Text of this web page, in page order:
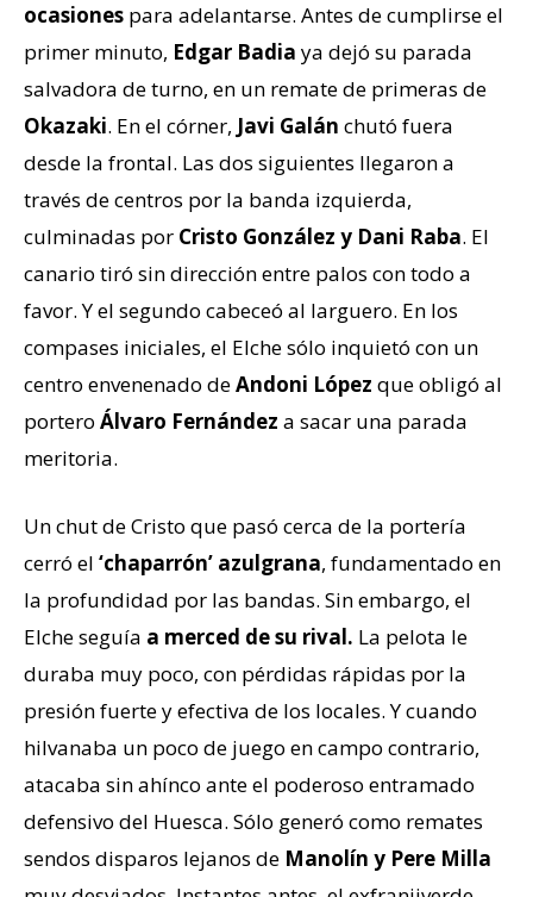
ocasiones para adelantarse. Antes de cumplirse el
primer minuto, Edgar Badia ya dejó su parada
salvadora de turno, en un remate de primeras de
Okazaki. En el córner, Javi Galán chutó fuera
desde la frontal. Las dos siguientes llegaron a
través de centros por la banda izquierda,
culminadas por Cristo González y Dani Raba. El
canario tiró sin dirección entre palos con todo a
favor. Y el segundo cabeceó al larguero. En los
compases iniciales, el Elche sólo inquietó con un
centro envenenado deAndoni López que obligó al
portero Álvaro Fernández a sacar una parada
meritoria.
Un chut de Cristo que pasó cerca de la portería
cerró el ‘chaparrón’ azulgrana, fundamentado en
la profundidad por las bandas. Sin embargo, el
Elche seguía a merced de su rival. La pelota le
duraba muy poco, con pérdidas rápidas por la
presión fuerte y efectiva de los locales. Y cuando
hilvanaba un poco de juego en campo contrario,
atacaba sin ahínco ante el poderoso entramado
defensivo del Huesca. Sólo generó como remates
sendos disparos lejanos de Manolín y Pere Milla